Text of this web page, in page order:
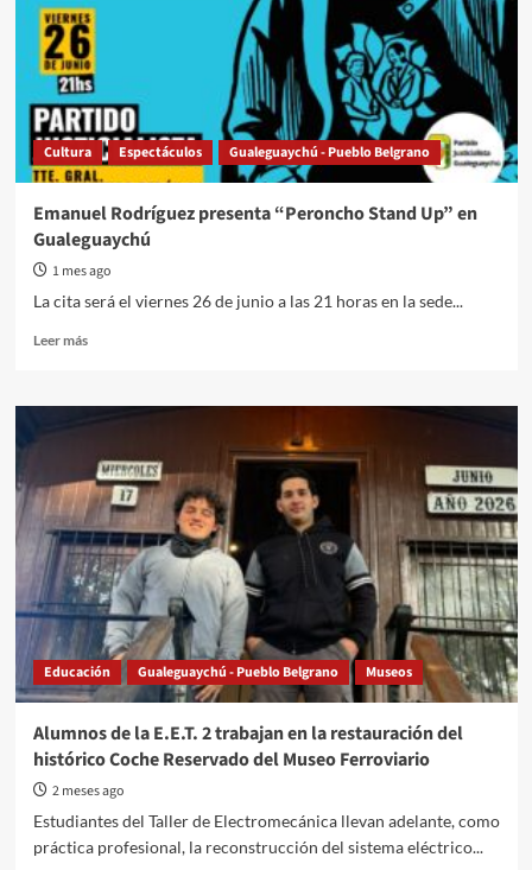
trabajadores
de
una
empresa
del
Parque
Industrial
Cultura Espectáculos Gualeguaychú - Pueblo Belgrano
Emanuel Rodríguez presenta “Peroncho Stand Up” en
Gualeguaychú
1 mes ago
La cita será el viernes 26 de junio a las 21 horas en la sede...
Leer másRead
Emanuel
“Peroncho
Stand
Up”
en
Gualeguaychú
Educación Gualeguaychú - Pueblo Belgrano Museos
Alumnos de la E.E.T. 2 trabajan en la restauración del
histórico Coche Reservado del Museo Ferroviario
2 meses ago
Estudiantes del Taller de Electromecánica llevan adelante, como
práctica profesional, la reconstrucción del sistema eléctrico...